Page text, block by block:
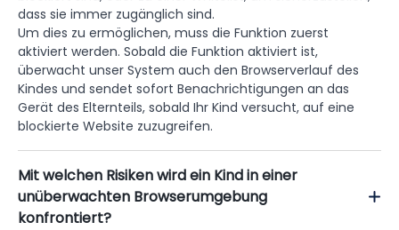
dass sie immer zugänglich sind.
Um dies zu ermöglichen, muss die Funktion zuerst
aktiviert werden. Sobald die Funktion aktiviert ist,
überwacht unser System auch den Browserverlauf des
Kindes und sendet sofort Benachrichtigungen an das
Gerät des Elternteils, sobald Ihr Kind versucht, auf eine
blockierte Website zuzugreifen.
Mit welchen Risiken wird ein Kind in einer
unüberwachten Browserumgebung
konfrontiert?